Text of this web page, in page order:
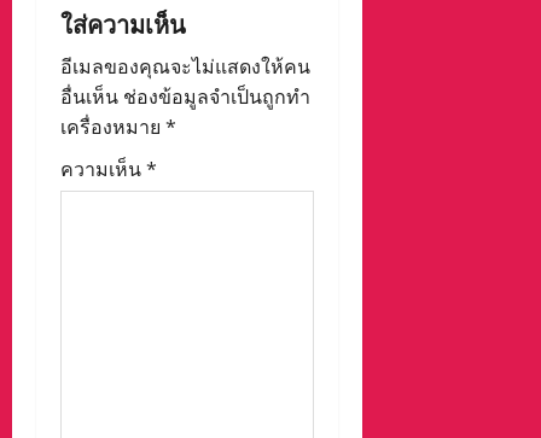
t
i
o
n
ใส่ความเห็น
อีเมลของคุณจะไม่แสดงให้คน
อื่นเห็น ช่องข้อมูลจำเป็นถูกทำ
เครื่องหมาย *
ความเห็น*